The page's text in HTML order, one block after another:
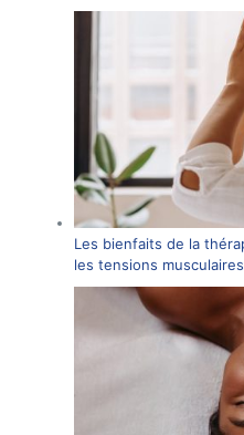
Les bienfaits de la
les tensions